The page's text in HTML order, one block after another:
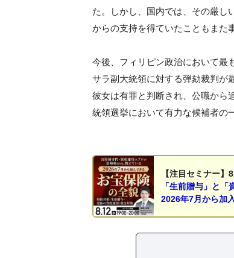
た。しかし、国内では、その厳し
からの支持を得ていたこともまた
今後、フィリピン政治において最
サラ副大統領に対する弾劾裁判が
彼女は有罪と判断され、公職から
統領選挙において有力な候補者の
【注目セミナー】
「生前贈与」と「
2026年7月から加